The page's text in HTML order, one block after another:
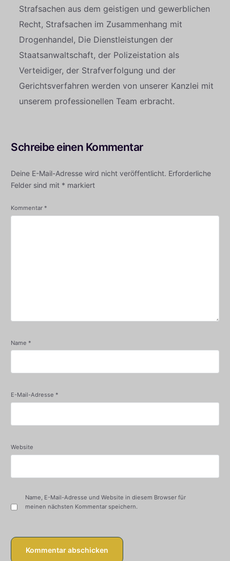
Strafsachen aus dem geistigen und gewerblichen
Recht, Strafsachen im Zusammenhang mit
Drogenhandel, Die Dienstleistungen der
Staatsanwaltschaft, der Polizeistation als
Verteidiger, der Strafverfolgung und der
Gerichtsverfahren werden von unserer Kanzlei mit
unserem professionellen Team erbracht.
Schreibe einen Kommentar
Deine E-Mail-Adresse wird nicht veröffentlicht. Erforderliche
Felder sind mit * markiert
Kommentar *
Name *
E-Mail-Adresse *
Website
Name, E-Mail-Adresse und Website in diesem Browser für
meinen nächsten Kommentar speichern.